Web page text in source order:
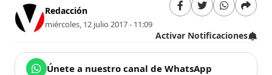
Redacción
miércoles, 12 julio 2017 - 11:09
Activar Notificaciones
Únete a nuestro canal de WhatsApp